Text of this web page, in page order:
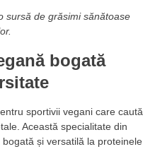
sursă de grăsimi sănătoase
bogată
sportivii vegani care caută
Această specialitate din
și versatilă la proteinele